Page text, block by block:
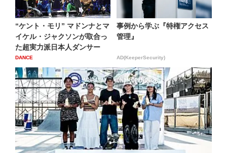
“ケント・モリ” マドンナとマ
イケル・ジャクソンが取合っ
た超実力派日本人ダンサー
DANCE
事例から学ぶ『特権アクセス
管理』
AD(KeeperSecurity)